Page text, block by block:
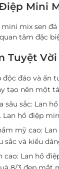
Mini
mini mix sen
tâm đặc
Tuyệt
độc đáo và ấn
tạo nên một
sâu sắc: Lan
Lan hồ điệp
mỹ cao:
sắc và kiểu
cao: Lan hồ